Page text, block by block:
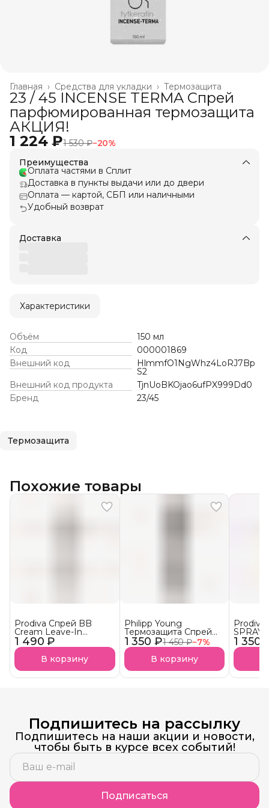
Термозащита
Средства для укладки ›
Главная ›
23 / 45 INCENSE TERMA Спрей
парфюмированная термозащита
АКЦИЯ!
1 224 ₽1 530 ₽−20%
Преимущества
Оплата частями в Сплит
Доставка в пункты выдачи или до двери
Оплата — картой, СБП или наличными
Удобный возврат
Доставка
Характеристики
Объём
150 мл
Код
000001869
Внешний код
HlmmfO1NgWhz4LoRJ7Bp
S2
Внешний код продукта
TjnUoBKOjao6ufPX999Dd0
Бренд
23/45
Термозащита
Похожие товары
1 490 ₽
Prodiva Спрей BB
Cream Leave-In
Универсальная
кремовая
термозащита для
волос
В корзину
1 350 ₽1 450 ₽−7%
Philipp Young
Термозащита Спрей
Thermal Protection
Hair Spray - Glow
В корзину
1 350
Prodiva
SPRAY
спрей
АКЦИЯ!
Подпишитесь на рассылку
Подпишитесь на наши акции и новости,
чтобы быть в курсе всех событий!
Подписаться